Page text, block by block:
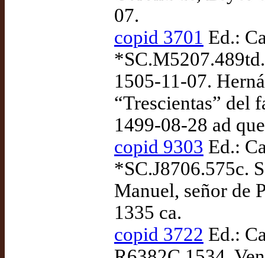
07.
copid 3701 Ed.:
1505-11-07.
“Trescientas” del
1499-08-28 ad
copid 9303 Ed.:
*SC.J8706.575c.
Manuel, señor de
1335 ca.
copid 3722 Ed.: